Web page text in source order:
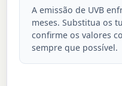
A emissão de UVB
meses. Substitua os
confirme os valores
sempre que possível.